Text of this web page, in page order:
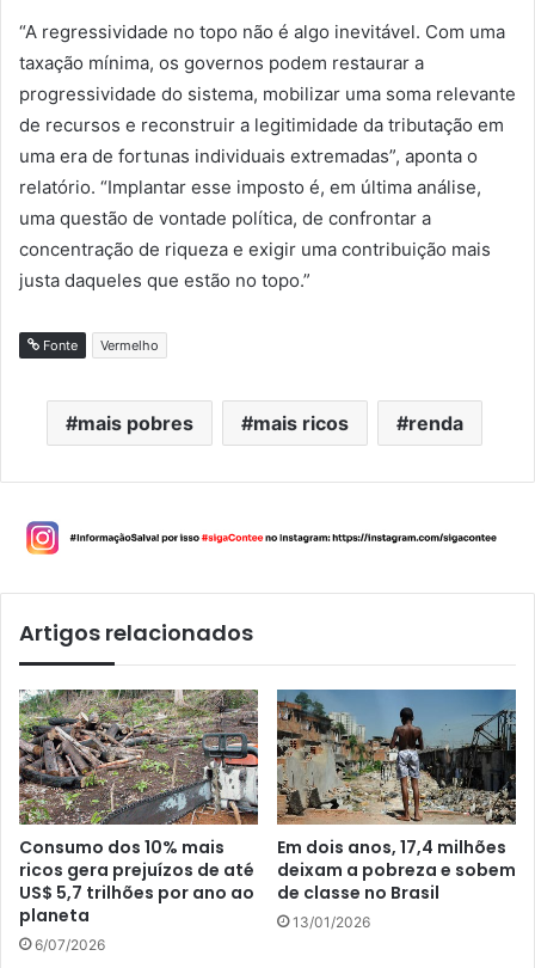
“A regressividade no topo não é algo inevitável. Com uma
taxação mínima, os governos podem restaurar a
progressividade do sistema, mobilizar uma soma relevante
de recursos e reconstruir a legitimidade da tributação em
uma era de fortunas individuais extremadas”, aponta o
relatório. “Implantar esse imposto é, em última análise,
uma questão de vontade política, de confrontar a
concentração de riqueza e exigir uma contribuição mais
justa daqueles que estão no topo.”
Fonte Vermelho
mais pobres mais ricos renda
Artigos relacionados
Consumo dos 10% mais
ricos gera prejuízos de até
US$ 5,7 trilhões por ano ao
planeta
6/07/2026
Em dois anos, 17,4 milhões
deixam a pobreza e sobem
de classe no Brasil
13/01/2026